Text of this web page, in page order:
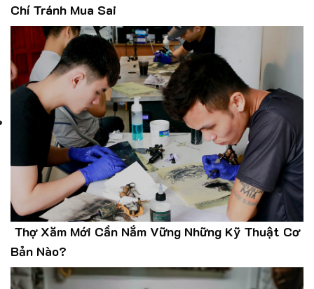
Chí Tránh Mua Sai
Thợ Xăm Mới Cần Nắm Vững Những Kỹ Thuật Cơ
Bản Nào?